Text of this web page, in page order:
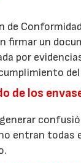
de
firmar un
por
de los
entran todas